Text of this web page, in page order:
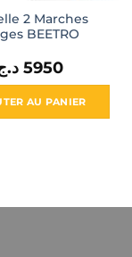
2 Marches
BEETRO
5950
AU PANIER